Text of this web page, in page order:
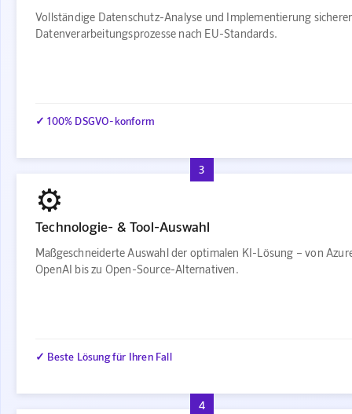
Vollständige Datenschutz-Analyse und Implementierung sicherer
Datenverarbeitungsprozesse nach EU-Standards.
✓ 100% DSGVO-konform
3
⚙️
Technologie- & Tool-Auswahl
Maßgeschneiderte Auswahl der optimalen KI-Lösung – von
OpenAI bis zu Open-Source-Alternativen.
✓ Beste Lösung für Ihren Fall
4